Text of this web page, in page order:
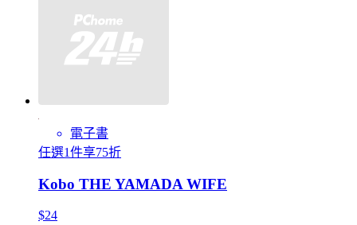
電子書
任選1件享75折
Kobo THE YAMADA WIFE
$24